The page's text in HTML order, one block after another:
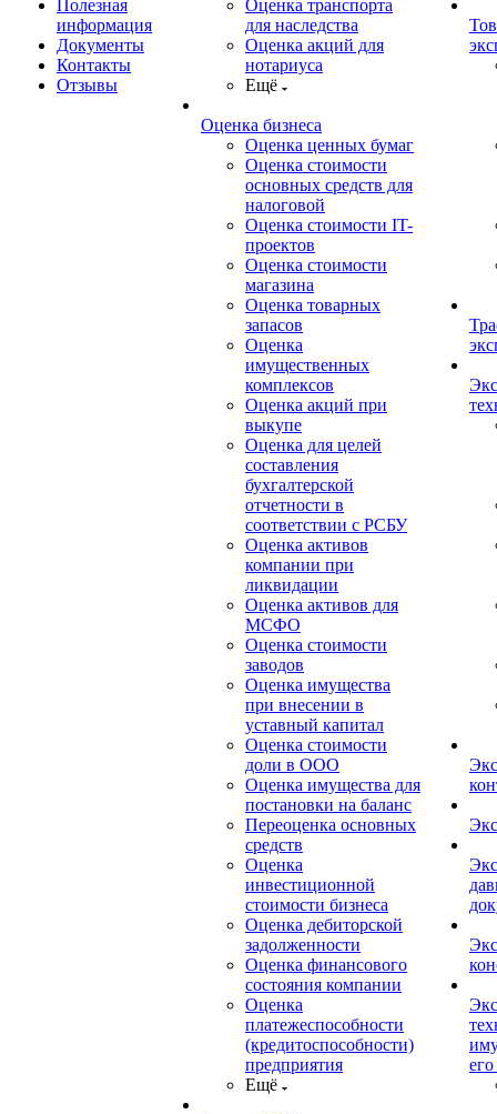
Полезная
информация
Документы
Контакты
Отзывы
Оценка транспорта
для наследства
Оценка акций для
нотариуса
Ещё
Оценка бизнеса
Оценка ценных бумаг
Оценка стоимости
основных средств для
налоговой
Оценка стоимости IT-
проектов
Оценка стоимости
магазина
Оценка товарных
запасов
Оценка
имущественных
комплексов
Оценка акций при
выкупе
Оценка для целей
составления
бухгалтерской
отчетности в
соответствии с РСБУ
Оценка активов
компании при
ликвидации
Оценка активов для
МСФО
Оценка стоимости
заводов
Оценка имущества
при внесении в
уставный капитал
Оценка стоимости
доли в ООО
Оценка имущества для
постановки на баланс
Переоценка основных
средств
Оценка
инвестиционной
стоимости бизнеса
Оценка дебиторской
задолженности
Оценка финансового
состояния компании
Оценка
платежеспособности
(кредитоспособности)
предприятия
Ещё